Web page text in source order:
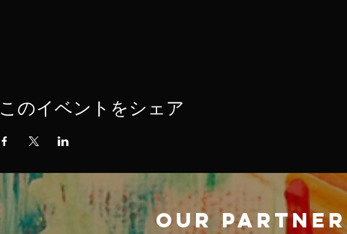
このイベントをシェア
OUR PARTNER